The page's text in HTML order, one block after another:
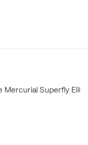
Mercurial Superfly